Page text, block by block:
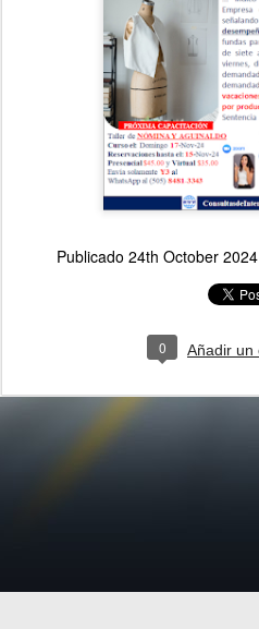
Publicado 24th October 2024
0 Añadir un